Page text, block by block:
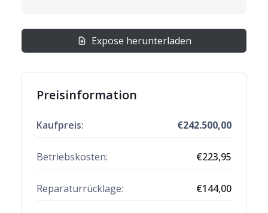
Expose herunterladen
Preisinformation
Kaufpreis: €242.500,00
Betriebskosten: €223,95
Reparaturrücklage: €144,00